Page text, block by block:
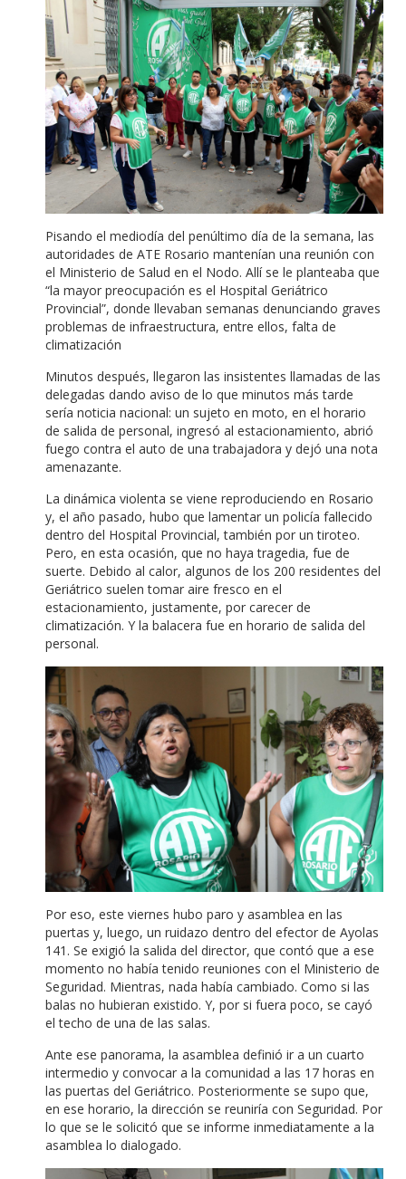
Pisando el mediodía del penúltimo día de la semana, las
autoridades de ATE Rosario mantenían una reunión con
el Ministerio de Salud en el Nodo. Allí se le planteaba que
“la mayor preocupación es el Hospital Geriátrico
Provincial”, donde llevaban semanas denunciando graves
problemas de infraestructura, entre ellos, falta de
climatización
Minutos después, llegaron las insistentes llamadas de las
delegadas dando aviso de lo que minutos más tarde
sería noticia nacional: un sujeto en moto, en el horario
de salida de personal, ingresó al estacionamiento, abrió
fuego contra el auto de una trabajadora y dejó una nota
amenazante.
La dinámica violenta se viene reproduciendo en Rosario
y, el año pasado, hubo que lamentar un policía fallecido
dentro del Hospital Provincial, también por un tiroteo.
Pero, en esta ocasión, que no haya tragedia, fue de
suerte. Debido al calor, algunos de los 200 residentes del
Geriátrico suelen tomar aire fresco en el
estacionamiento, justamente, por carecer de
climatización. Y la balacera fue en horario de salida del
personal.
Por eso, este viernes hubo paro y asamblea en las
puertas y, luego, un ruidazo dentro del efector de Ayolas
141. Se exigió la salida del director, que contó que a ese
momento no había tenido reuniones con el Ministerio de
Seguridad. Mientras, nada había cambiado. Como si las
balas no hubieran existido. Y, por si fuera poco, se cayó
el techo de una de las salas.
Ante ese panorama, la asamblea definió ir a un cuarto
intermedio y convocar a la comunidad a las 17 horas en
las puertas del Geriátrico. Posteriormente se supo que,
en ese horario, la dirección se reuniría con Seguridad. Por
lo que se le solicitó que se informe inmediatamente a la
asamblea lo dialogado.